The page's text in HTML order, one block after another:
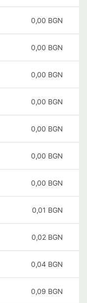
0,00 BGN
0,00 BGN
0,00 BGN
0,00 BGN
0,00 BGN
0,00 BGN
0,00 BGN
0,01 BGN
0,02 BGN
0,04 BGN
0,09 BGN